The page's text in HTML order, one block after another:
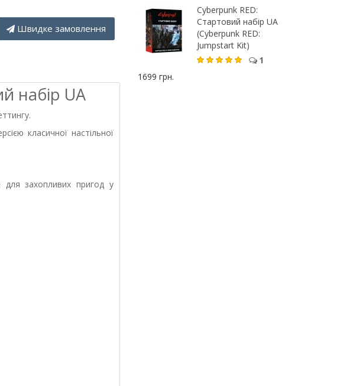
Швидке замовлення
набір UA
класичної настільної
для захопливих пригод у
Cyberpunk RED:
Стартовий набір UA
(Cyberpunk RED:
Jumpstart Kit)
1
1699 грн.